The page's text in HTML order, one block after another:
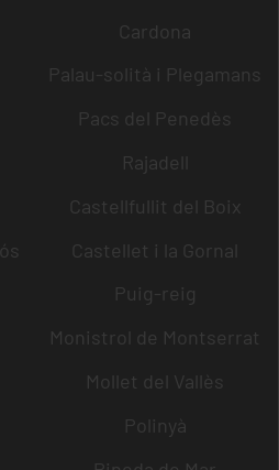
Cardona
Palau-solità i Plegamans
Pacs del Penedès
Rajadell
Castellfullit del Boix
Castellet i la Gornal
Puig-reig
Monistrol de Montserrat
Mollet del Vallès
Polinyà